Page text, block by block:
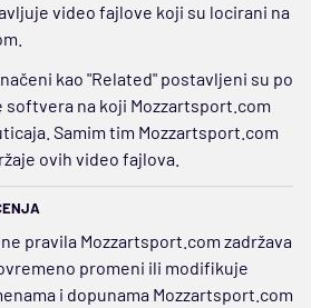
video fajlove koji su locirani na
kao "Related" postavljeni su po
softvera na koji Mozzartsport.com
Samim tim Mozzartsport.com
ovih video fajlova.
pravila Mozzartsport.com zadržava
promeni ili modifikuje
i dopunama Mozzartsport.com